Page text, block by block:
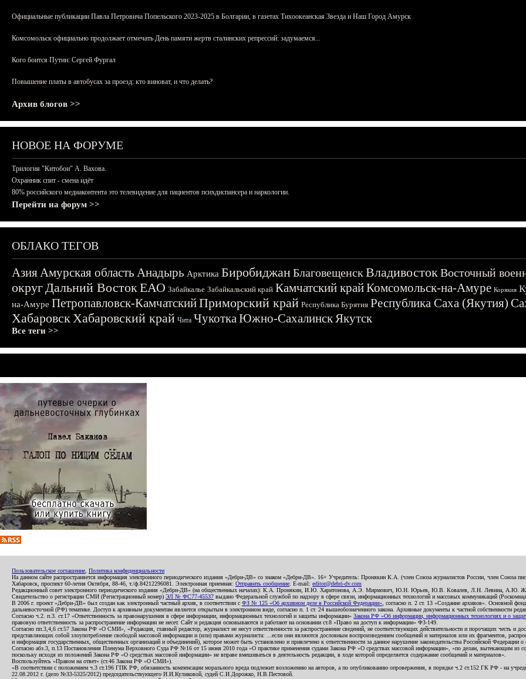
Официальные публикации Павла Петровича Попельского 2023-2025 в Болгарии, в газетах Тихоокеанская Звезда и Наш Город Амурск
Комсомольск официально продолжает отмечать День памяти жертв сталинских репрессий: задумаемся...
Кого боится Путин: Сергей Фургал
Повышение платы в автобусах за проезд: кто виноват, и что делать?
Архив блогов >>
НОВОЕ НА ФОРУМЕ
Трилогия "Китобои" А. Вахова.
Охранник спит - смена идёт
80% российского медиаконтента это телевидение для пациентов психдиспансера и наркологии.
Перейти на форум >>
ОБЛАКО ТЕГОВ
АзияАмурская область Анадырь Арктика БиробиджанБлаговещенскВладивостокВосточный
округДальний ВостокЕАО Забайкалье Забайкальский край Камчатский крайКомсомольск-на-Амуре Корякия
на-Амуре Петропавловск-КамчатскийПриморский край Республика Бурятия Республика Саха (Якутия)
ХабаровскХабаровский край Чита ЧукоткаЮжно-СахалинскЯкутск
Все теги >>
Пользовательское соглашение Политика конфиденциальности
На данном сайте распространяется информация электронного периодического издания «Дебри-ДВ» со знаком «Дебри-ДВ». 16+ Учредитель: Пронякин К.А. (член Союза журналистов России, член Союза
Хабаровск, проспект 60-летия Октября, 88-46, т./ф.84212296081. Электронная приемная: Отправить сообщение . E-mail: editor@debri-dv.com
Редакционный совет электронного периодического издания «Дебри-ДВ» (на общественных началах): К.А. Пронякин, И.Ю. Харитонова, А.Э. Мирмович, Ю.Н. Юрьев, Ю.В. Ковалев, Л.Н. Левина,
Свидетельство о регистрации СМИ (Регистрационный номер) ЭЛ № ФС77-45537 выдано Федеральной службой по надзору в сфере связи, информационных технологий и массовых коммуникаций
В 2006 г. проект «Дебри-ДВ» был создан как электронный частный архив, в соответствии с ФЗ № 125 «Об архивном деле в Российской Федерации» , согласно п. 2 ст. 13 «Создание архивов». Основной
дальневосточной (РФ) тематике. Доступ к архивным документам является открытым в электронном виде, согласно п. 1 ст. 24 вышеобозначенного закона. Архивные документы к частной собственности
Согласно ч.2. п.3. ст.17 «Ответственность за правонарушения в сфере информации, информационных технологий и защиты информации» Закона РФ «Об информации, информационных технологиях и о
правовую ответственность за распространение информации не несет. Сайт и редакция основываются и работают на основании ст.8 «Право на доступ к информации» ФЗ-149.
Согласно пп.3,4,6 ст.57 Закона РФ «О СМИ», «Редакция, главный редактор, журналист не несут ответственности за распространение сведений, не соответствующих действительности и порочащих честь и
представляющих собой злоупотребление свободой массовой информации и (или) правами журналиста: ...если они являются дословным воспроизведением сообщений и материалов или их фрагментов,
и информация государственных, общественных организаций и объединений), которое может быть установлено и привлечено к ответственности за данное нарушение законодательства Российской Федерации о
Согласно абз.3, п.13 Постановления Пленума Верховного Суда РФ №16 от 15 июня 2010 года «О практике применения судами Закона РФ «О средствах массовой информации», «по делам, вытекающим из
поскольку исходя из положений Закона РФ «О средствах массовой информации» не вправе вмешиваться в деятельность редакции, в ходе которой определяется содержание сообщений и материалов».
Воспользуйтесь «Правом на ответ» (ст.46 Закона РФ «О СМИ»).
«В соответствии с положением ч.3 ст.196 ГПК РФ, обязанность компенсации морального вреда подлежит возложению на авторов, а по опубликованию опровержения, в порядке ч.2 ст.152 ГК РФ - на
22.08.2012 г. (дело №33-5325/2012) председательствующего И.И.Куликовой, судей С.И.Дорожко, Н.В.Пестовой.